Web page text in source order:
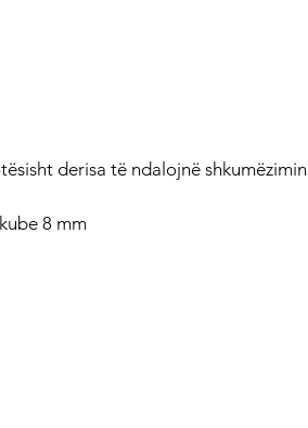
derisa të ndalojnë shkumëzimin
8 mm